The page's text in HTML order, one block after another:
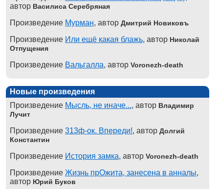
автор Василиса Серебряная
Произведение Мурман, автор Дмитрий Новиковъ
Произведение Или ещё какая блажь, автор Николай
Отпущения
Произведение Вальгалла, автор Voronezh-death
Новые произведения
Произведение Мысль, не иначе..., автор Владимир
Лучит
Произведение 313ф-ок. Впереди!, автор Долгий
Константин
Произведение История замка, автор Voronezh-death
Произведение Жизнь прОжита, занесена в анналы,
автор Юрий Буков